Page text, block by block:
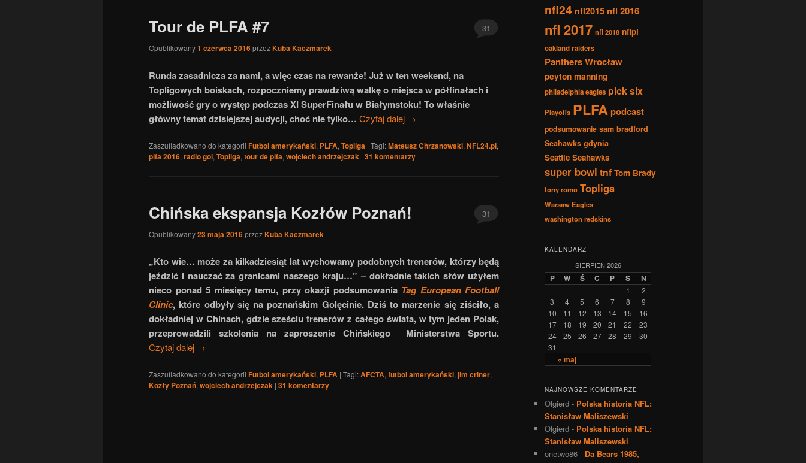
Tour de PLFA #7
Opublikowany1 czerwca 2016przezKuba Kaczmarek
31
Runda zasadnicza za nami, a więc czas na rewanże! Już w ten weekend, na
Topligowych boiskach, rozpoczniemy prawdziwą walkę o miejsca w półfinałach i
możliwość gry o występ podczas XI SuperFinału w Białymstoku! To właśnie
główny temat dzisiejszej audycji, choć nie tylko… Czytaj dalej →
Zaszufladkowano do kategorii Futbol amerykański, PLFA, Topliga | Tagi:Mateusz Chrzanowski, NFL24.pl,
plfa 2016, radio gol, Topliga, tour de plfa, wojciech andrzejczak | 31 komentarzy
Chińska ekspansja Kozłów Poznań!
Opublikowany23 maja 2016przezKuba Kaczmarek
31
„Kto wie… może za kilkadziesiąt lat wychowamy podobnych trenerów, którzy będą
jeździć i nauczać za granicami naszego kraju…” – dokładnie takich słów użyłem
nieco ponad 5 miesięcy temu, przy okazji podsumowania Tag European Football
Clinic, które odbyły się na poznańskim Golęcinie. Dziś to marzenie się ziściło, a
dokładniej w Chinach, gdzie sześciu trenerów z całego świata, w tym jeden Polak,
przeprowadzili szkolenia na zaproszenie Chińskiego Ministerstwa Sportu.
Czytaj dalej →
Zaszufladkowano do kategorii Futbol amerykański, PLFA | Tagi:AFCTA, futbol amerykański, jim criner,
Kozły Poznań, wojciech andrzejczak | 31 komentarzy
nfl24 nfl2015 nfl 2016
nfl 2017 nfl 2018 nflpl
oakland raiders
Panthers Wrocław
peyton manning
philadelphia eagles pick six
Playoffs PLFApodcast
podsumowanie sam bradford
Seahawks gdynia
Seattle Seahawks
super bowl tnf Tom Brady
tony romo Topliga
Warsaw Eagles
washington redskins
KALENDARZ
SIERPIEŃ 2026
P W Ś C P S N
« maj
1
2
3
4 5 6 7 8
9
10
11 12 13 14 15
16
17
18 19 20 21 22
23
24
25 26 27 28 29
30
31
NAJNOWSZE KOMENTARZE
Olgierd - Polska historia NFL:
Stanisław Maliszewski
Olgierd - Polska historia NFL:
Stanisław Maliszewski
onetwo86 - Da Bears 1985,